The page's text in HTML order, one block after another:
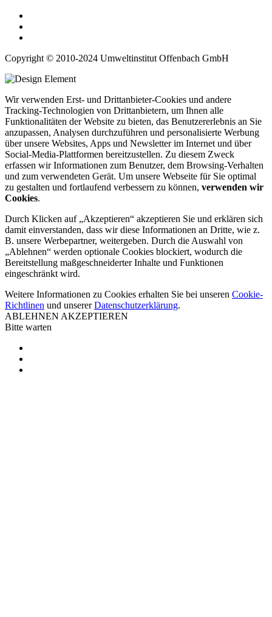
Copyright © 2010-2024 Umweltinstitut Offenbach GmbH
Wir verwenden Erst- und Drittanbieter-Cookies und andere
Tracking-Technologien von Drittanbietern, um Ihnen alle
Funktionalitäten der Website zu bieten, das Benutzererlebnis an Sie
anzupassen, Analysen durchzuführen und personalisierte Werbung
über unsere Websites, Apps und Newsletter im Internet und über
Social-Media-Plattformen bereitzustellen. Zu diesem Zweck
erfassen wir Informationen zum Benutzer, dem Browsing-Verhalten
und zum verwendeten Gerät. Um unsere Webseite für Sie optimal
zu gestalten und fortlaufend verbessern zu können, verwenden wir
Cookies.
Durch Klicken auf „Akzeptieren“ akzeptieren Sie und erklären sich
damit einverstanden, dass wir diese Informationen an Dritte, wie z.
B. unsere Werbepartner, weitergeben. Durch die Auswahl von
„Ablehnen“ werden optionale Cookies blockiert, wodurch die
Bereitstellung maßgeschneiderter Inhalte und Funktionen
eingeschränkt wird.
Weitere Informationen zu Cookies erhalten Sie bei unseren Cookie-
Richtlinen und unsererDatenschutzerklärung.
ABLEHNEN AKZEPTIEREN
Bitte warten